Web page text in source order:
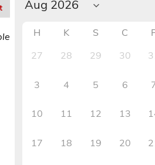
H K S C
27
28 29 30
3 4 5 6
10 11 12 13
17 18 19 20